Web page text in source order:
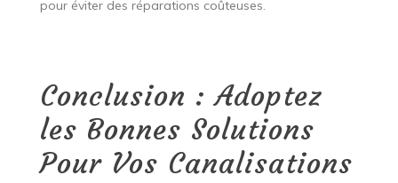
pour éviter des réparations coûteuses.
Conclusion : Adoptez
les Bonnes Solutions
Pour Vos Canalisations